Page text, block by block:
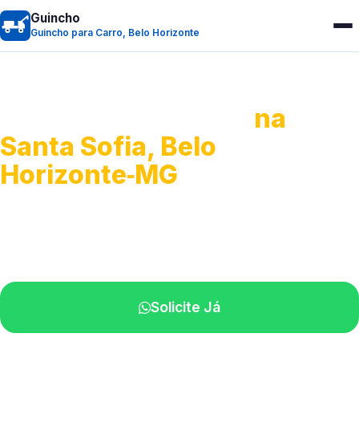
Guincho
Guincho para Carro, Belo Horizonte
na
Santa Sofia, Belo
Horizonte‑MG
Solicite Já